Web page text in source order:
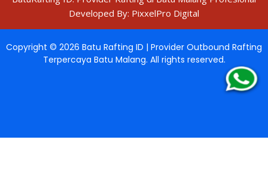
Developed By: PixxelPro Digital
Copyright © 2026 Batu Rafting ID | Provider Outbound Rafting
Terpercaya Batu Malang. All rights reserved.